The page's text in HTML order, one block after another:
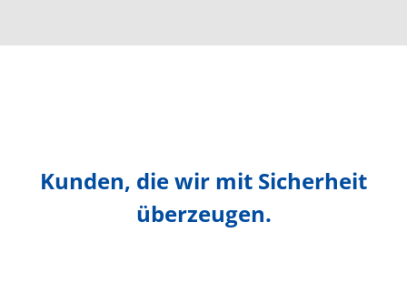
Kunden, die wir mit Sicherheit
überzeugen.